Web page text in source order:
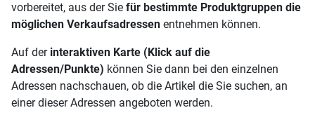
vorbereitet, aus der Sie für bestimmte Produktgruppen die
möglichen Verkaufsadressen entnehmen können.
Auf derinteraktiven Karte (Klick auf die
Adressen/Punkte) können Sie dann bei den einzelnen
Adressen nachschauen, ob die Artikel die Sie suchen, an
einer dieser Adressen angeboten werden.